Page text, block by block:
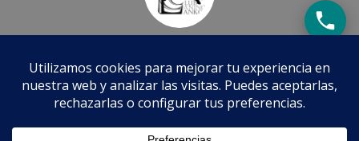
Tel.:+34 659 879 068
N.I.F.: E-95153409